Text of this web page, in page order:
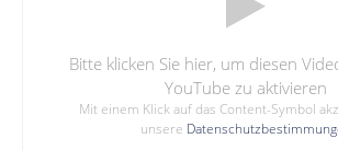
Bitte klicken Sie hier, um diesen
YouTube zu aktivieren
Mit einem Klick auf das Content-Symbol
unsere